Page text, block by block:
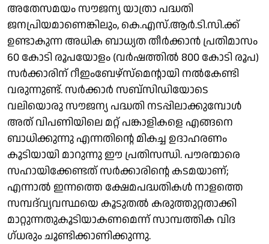
അതേസമയം സൗജന്യ യാത്രാ പദ്ധതി
ജനപ്രിയമാണെങ്കിലും, കെ.എസ്.ആർ.ടി.സി.ക്ക്
ഉണ്ടാകുന്ന അധിക ബാധ്യത തീർക്കാൻ പ്രതിമാസം
60 കോടി രൂപയോളം (വർഷത്തിൽ 800 കോടി രൂപ)
സർക്കാരിന് റീഇംബേഴ്സ്മെന്റായി നൽകേണ്ടി
വരുന്നുണ്ട്. സർക്കാർ സബ്സിഡിയോടെ
വലിയൊരു സൗജന്യ പദ്ധതി നടപ്പിലാക്കുമ്പോൾ
അത് വിപണിയിലെ മറ്റ് പങ്കാളികളെ എങ്ങനെ
ബാധിക്കുന്നു എന്നതിന്റെ മികച്ച ഉദാഹരണം
കൂടിയായി മാറുന്നു ഈ പ്രതിസന്ധി. പൗരന്മാരെ
സഹായിക്കേണ്ടത് സർക്കാരിന്റെ കടമയാണ്;
എന്നാൽ ഇന്നത്തെ ക്ഷേമപദ്ധതികൾ നാളത്തെ
സമ്പദ്‌വ്യവസ്ഥയെ കൂടുതൽ കരുത്തുറ്റതാക്കി
മാറ്റുന്നതുകൂടിയാകണമെന്ന് സാമ്പത്തിക വിദ​
ഗ്ധരും ചൂണ്ടിക്കാണിക്കുന്നു.